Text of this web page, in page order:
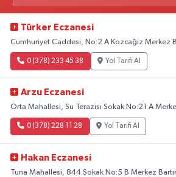
Türker Eczanesi
Cumhuriyet Caddesi, No:2 A Kozcağız Merkez
0 (378) 233 45 38 Yol Tarifi Al
Arzu Eczanesi
Orta Mahallesi, Su Terazisi Sokak No:21 A
0 (378) 228 11 28 Yol Tarifi Al
Hakan Eczanesi
Tuna Mahallesi, 844.Sokak No:5 B Merkez